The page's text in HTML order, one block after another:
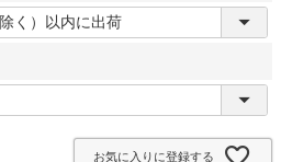
お気に入りに登録する